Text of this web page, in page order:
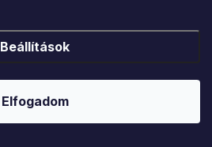
Beállítások
Elfogadom
újrahasznosított pamutból, 30
x 50 cm
Ft1 343
BŐVEBBEN